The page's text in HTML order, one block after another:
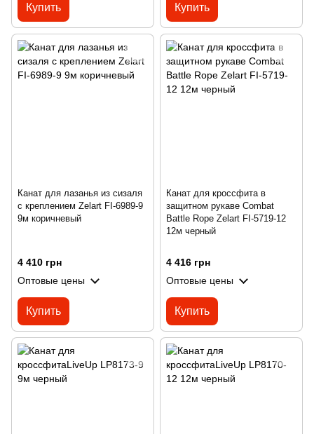
Купить Купить
Канат для лазанья из сизаля
с креплением Zelart FI-6989-9
9м коричневый
4 410 грн
Оптовые цены
Купить
Канат для кроссфита в
защитном рукаве Combat
Battle Rope Zelart FI-5719-12
12м черный
4 416 грн
Оптовые цены
Купить